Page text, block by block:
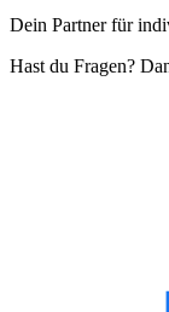
Dein Partner für
Hast du Fragen?